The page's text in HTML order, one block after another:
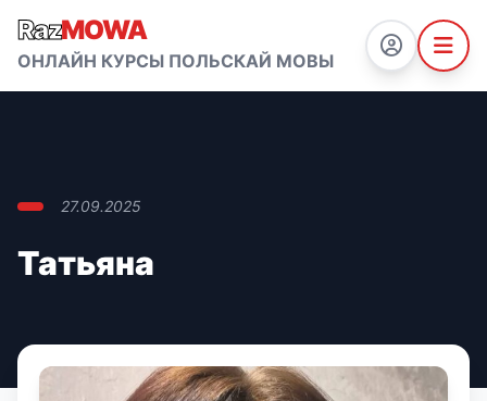
RazMOWA
ОНЛАЙН КУРСЫ ПОЛЬСКАЙ МОВЫ
27.09.2025
Татьяна